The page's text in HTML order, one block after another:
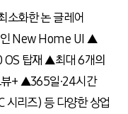
화한 논 글레어
New Home UI ▲
OS 탑재 ▲최대 6개의
뷰+ ▲365일∙24시간
시리즈) 등 다양한 상업